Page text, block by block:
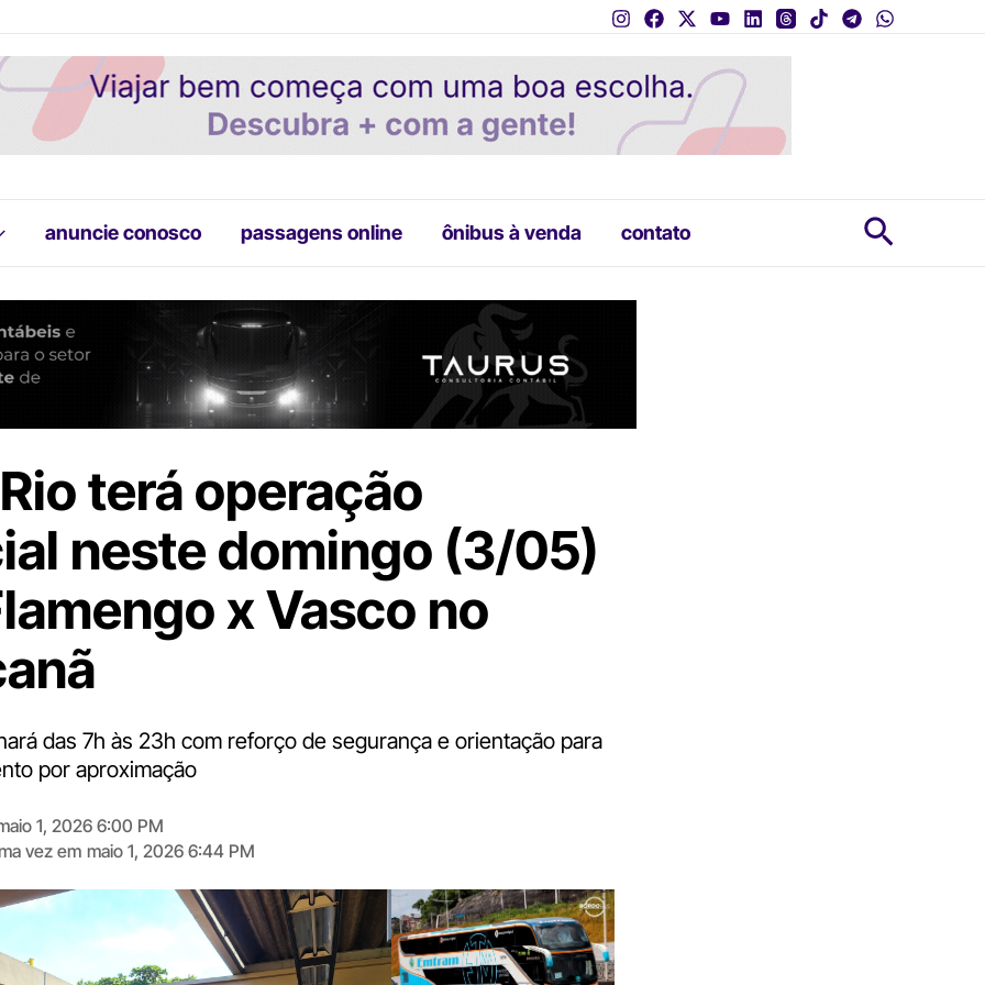
anuncie conosco passagens online ônibus à venda contato
terá operação
neste domingo (3/05)
x Vasco no
das 7h às 23h com reforço de segurança e orientação para
por aproximação
1, 2026 6:00 PM
vez em maio 1, 2026 6:44 PM
Digite
aqui
o
seu